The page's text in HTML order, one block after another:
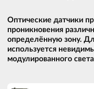
Оптические датчики
проникновения
определённую зону.
используется
модулированного